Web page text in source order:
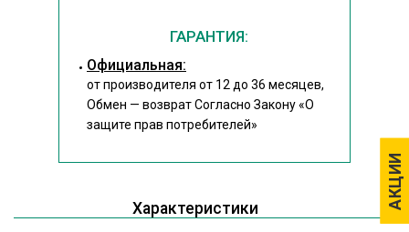
АКЦИИ
АКЦИИ
ГАРАНТИЯ:
Официальная:
от производителя от 12 до 36 месяцев,
Обмен — возврат Согласно Закону«О
защите прав потребителей»
Характеристики